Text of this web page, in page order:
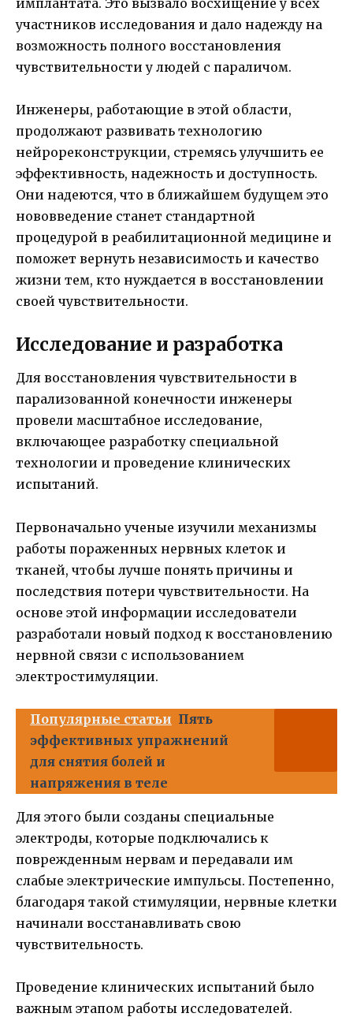
участников исследования и дало надежду на
возможность полного восстановления
чувствительности у людей с параличом.
Инженеры, работающие в этой области,
продолжают развивать технологию
нейрореконструкции, стремясь улучшить ее
эффективность, надежность и доступность.
Они надеются, что в ближайшем будущем это
нововведение станет стандартной
процедурой в реабилитационной медицине и
поможет вернуть независимость и качество
жизни тем, кто нуждается в восстановлении
своей чувствительности.
Исследование и разработка
Для восстановления чувствительности в
парализованной конечности инженеры
провели масштабное исследование,
включающее разработку специальной
технологии и проведение клинических
испытаний.
Первоначально ученые изучили механизмы
работы пораженных нервных клеток и
тканей, чтобы лучше понять причины и
последствия потери чувствительности. На
основе этой информации исследователи
разработали новый подход к восстановлению
нервной связи с использованием
электростимуляции.
Популярные статьи Пять
эффективных упражнений
для снятия болей и
напряжения в теле
Для этого были созданы специальные
электроды, которые подключались к
поврежденным нервам и передавали им
слабые электрические импульсы. Постепенно,
благодаря такой стимуляции, нервные клетки
начинали восстанавливать свою
чувствительность.
Проведение клинических испытаний было
важным этапом работы исследователей.